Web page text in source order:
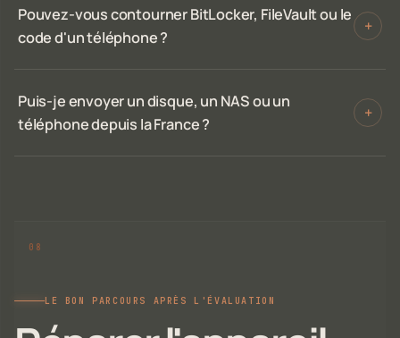
Pouvez-vous contourner BitLocker, FileVault ou le
code d'un téléphone ?
+
Puis-je envoyer un disque, un NAS ou un
téléphone depuis la France ?
+
LE BON PARCOURS APRÈS L'ÉVALUATION